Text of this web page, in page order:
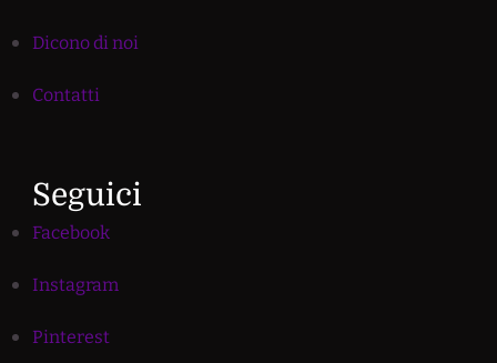
Dicono di noi
Contatti
Seguici
Facebook
Instagram
Pinterest